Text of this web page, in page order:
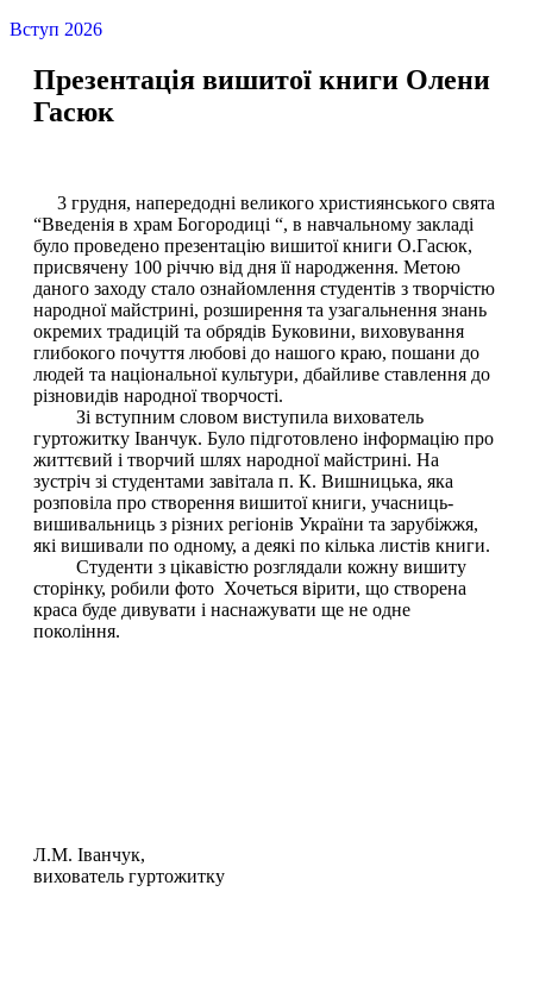
Вступ 2026
Презентація вишитої книги Олени
Гасюк
3 грудня, напередодні великого християнського свята
“Введенія в храм Богородиці “, в навчальному закладі
було проведено презентацію вишитої книги О.Гасюк,
присвячену 100 річчю від дня її народження. Метою
даного заходу стало ознайомлення студентів з творчістю
народної майстрині, розширення та узагальнення знань
окремих традицій та обрядів Буковини, виховування
глибокого почуття любові до нашого краю, пошани до
людей та національної культури, дбайливе ставлення до
різновидів народної творчості.
Зі вступним словом виступила вихователь
гуртожитку Іванчук. Було підготовлено інформацію про
життєвий і творчий шлях народної майстрині. На
зустріч зі студентами завітала п. К. Вишницька, яка
розповіла про створення вишитої книги, учасниць-
вишивальниць з різних регіонів України та зарубіжжя,
які вишивали по одному, а деякі по кілька листів книги.
Студенти з цікавістю розглядали кожну вишиту
сторінку, робили фото Хочеться вірити, що створена
краса буде дивувати і наснажувати ще не одне
покоління.
Л.М. Іванчук,
вихователь гуртожитку